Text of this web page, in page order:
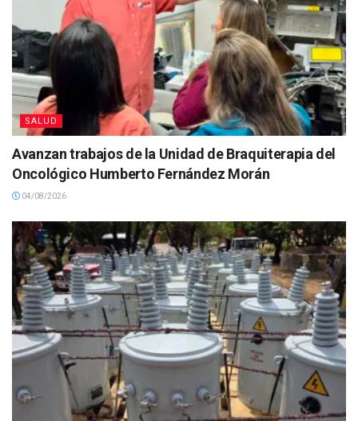
SALUD
Avanzan trabajos de la Unidad de Braquiterapia del
Oncológico Humberto Fernández Morán
04/08/2026